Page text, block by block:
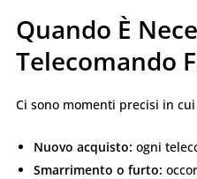
Quando È
Telecomando
Ci sono momenti precisi in
Nuovo acquisto: ogni
Smarrimento o furto: